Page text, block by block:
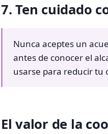
7. Ten cuidado
Nunca aceptes un
antes de conocer el
usarse para reducir tu
El valor de la